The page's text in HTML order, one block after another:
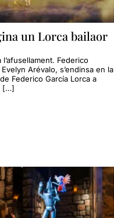
un Lorca bailaor
Federico
Arévalo, s’endinsa en la
Federico García Lorca a
[…]